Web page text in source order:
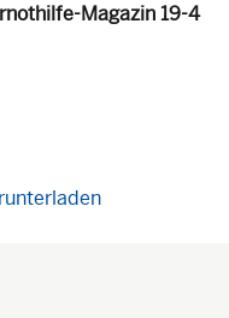
Magazin 19-4